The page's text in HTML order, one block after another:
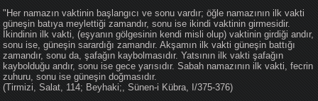
"Her namazın vaktinin başlangıcı ve sonu vardır; öğle namazının ilk vakti
güneşin batıya meylettiği zamandır, sonu ise ikindi vaktinin girmesidir.
İkindinin ilk vakti, (eşyanın gölgesinin kendi misli olup) vaktinin girdiği andır,
sonu ise, güneşin sarardığı zamandır. Akşamın ilk vakti güneşin battığı
zamandır, sonu da, şafağın kaybolmasıdır. Yatsının ilk vakti şafağın
kaybolduğu andır, sonu ise gece yarısıdır. Sabah namazının ilk vakti, fecrin
zuhuru, sonu ise güneşin doğmasıdır.
(Tirmizi, Salat, 114; Beyhaki;, Sünen-i Kübra, I/375-376)